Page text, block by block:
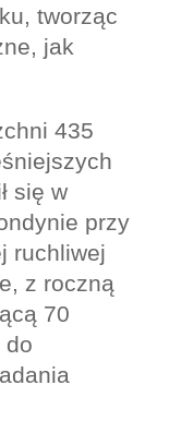
tworząc
jak
435
się w
przy
ruchliwej
z roczną
70
do